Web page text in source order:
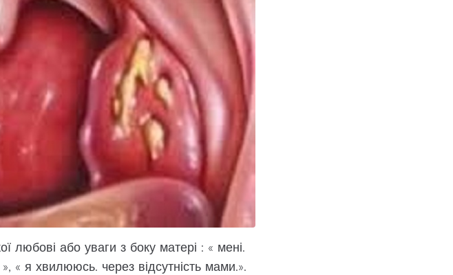
любові або уваги з боку матері : « мені.
я хвилююсь. через відсутність мами.».